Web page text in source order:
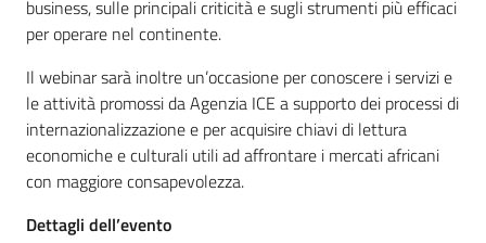
business, sulle principali criticità e sugli strumenti più efficaci
per operare nel continente.
Il webinar sarà inoltre un’occasione per conoscere i servizi e
le attività promossi da Agenzia ICE a supporto dei processi di
internazionalizzazione e per acquisire chiavi di lettura
economiche e culturali utili ad affrontare i mercati africani
con maggiore consapevolezza.
Dettagli dell’evento